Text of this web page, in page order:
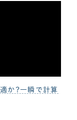
か？一瞬で計算